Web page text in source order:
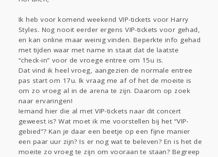
Gevraagd
Horen Doen
Zien
Lezen
Ik heb voor komend weekend VIP-tickets voor Harry
Styles. Nog nooit eerder ergens VIP-tickets voor gehad,
en kan online maar weinig vinden. Beperkte info gehad
met tijden waar met name in staat dat de laatste
“check-in” voor de vroege entree om 15u is.
Dat vind ik heel vroeg, aangezien de normale entree
pas start om 17u. Ik vraag me af of het de moeite is
om zo vroeg al in de arena te zijn. Daarom op zoek
naar ervaringen!
Iemand hier die al met VIP-tickets naar dit concert
geweest is? Wat moet ik me voorstellen bij het “VIP-
gebied”? Kan je daar een beetje op een fijne manier
een paar uur zijn? Is er nog wat te beleven? En is het de
moeite zo vroeg te zijn om vooraan te staan? Begreep